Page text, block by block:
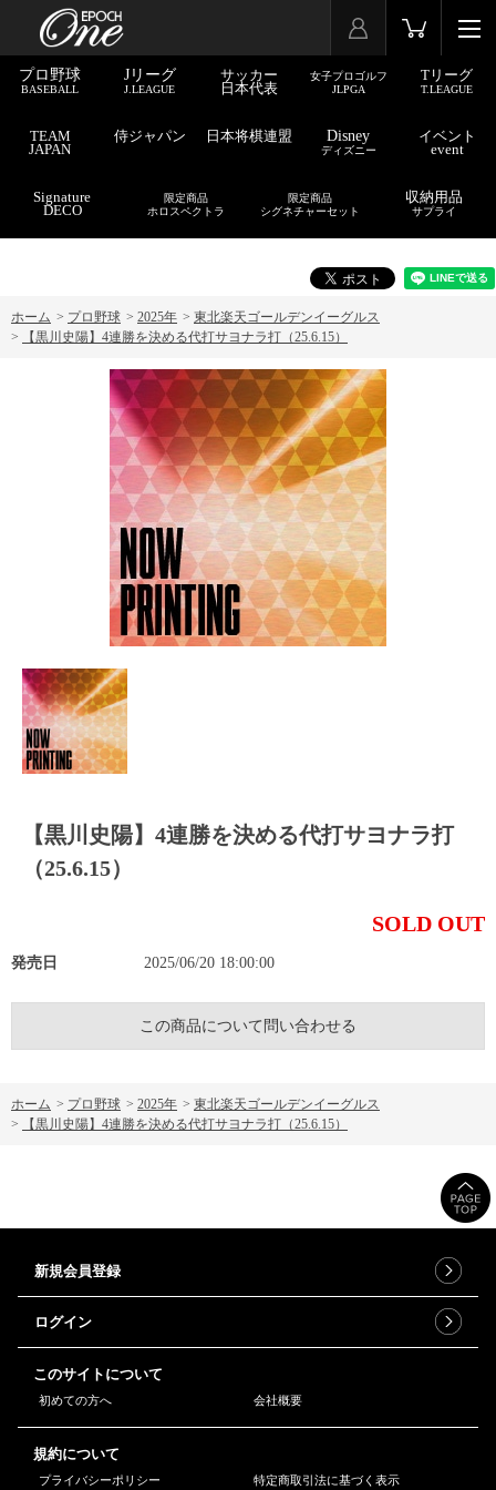
プロ野球
BASEBALL
Jリーグ
J.LEAGUE
サッカー
日本代表
女子プロゴルフ
JLPGA
Tリーグ
T.LEAGUE
TEAM
JAPAN
侍ジャパン 日本将棋連盟 Disney
ディズニー
イベント
event
Signature
DECO
限定商品
ホロスペクトラ
限定商品
シグネチャーセット
収納用品
サプライ
ホーム > プロ野球 > 2025年 > 東北楽天ゴールデンイーグルス
>
【黒川史陽】4連勝を決める代打サヨナラ打（25.6.15）
【黒川史陽】4連勝を決める代打サヨナラ打
（25.6.15）
SOLD OUT
発売日 2025/06/20 18:00:00
この商品について問い合わせる
ホーム > プロ野球 > 2025年 > 東北楽天ゴールデンイーグルス
>
【黒川史陽】4連勝を決める代打サヨナラ打（25.6.15）
新規会員登録
ログイン
このサイトについて
初めての方へ 会社概要
規約について
プライバシーポリシー 特定商取引法に基づく表示